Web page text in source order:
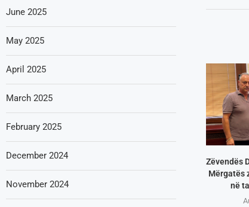
Zëvendës
Mërgatës
në
June 2025
May 2025
April 2025
March 2025
February 2025
December 2024
November 2024